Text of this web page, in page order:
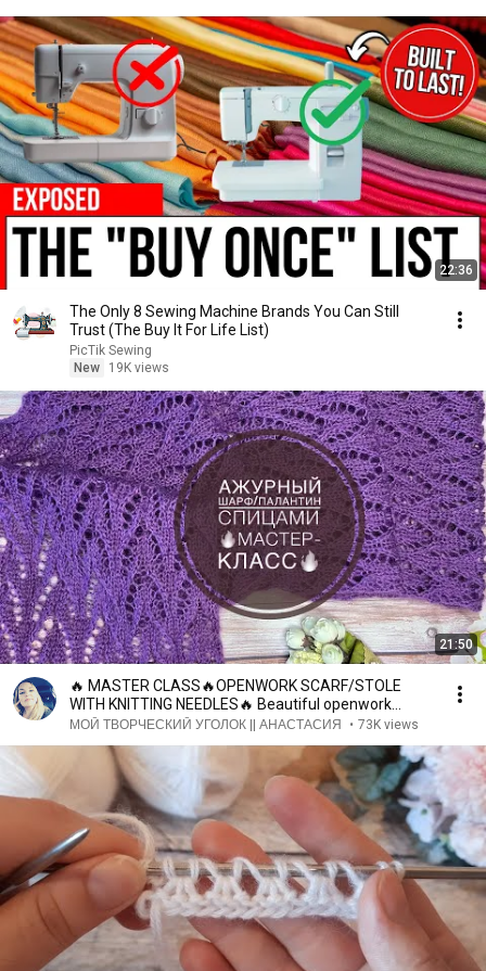
22:36
The Only 8 Sewing Machine Brands You Can Still
Trust (The Buy It For Life List)
PicTik Sewing
New
19K views
21:50
🔥 MASTER CLASS🔥OPENWORK SCARF/STOLE
WITH KNITTING NEEDLES🔥 Beautiful openwork
pattern with knitti...
МОЙ ТВОРЧЕСКИЙ УГОЛОК || АНАСТАСИЯ • 73K views